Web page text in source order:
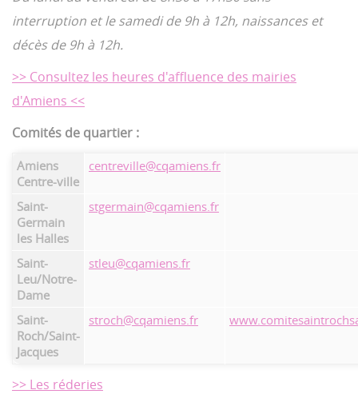
interruption et le samedi de 9h à 12h, naissances et
décès de 9h à 12h.
>> Consultez les heures d'affluence des mairies
d'Amiens <<
Comités de quartier :
Amiens
Centre-ville
centreville@cqamiens.fr
Saint-
Germain
les Halles
stgermain@cqamiens.fr
Saint-
Leu/Notre-
Dame
stleu@cqamiens.fr
Saint-
Roch/Saint-
Jacques
stroch@cqamiens.fr
>> Les réderies